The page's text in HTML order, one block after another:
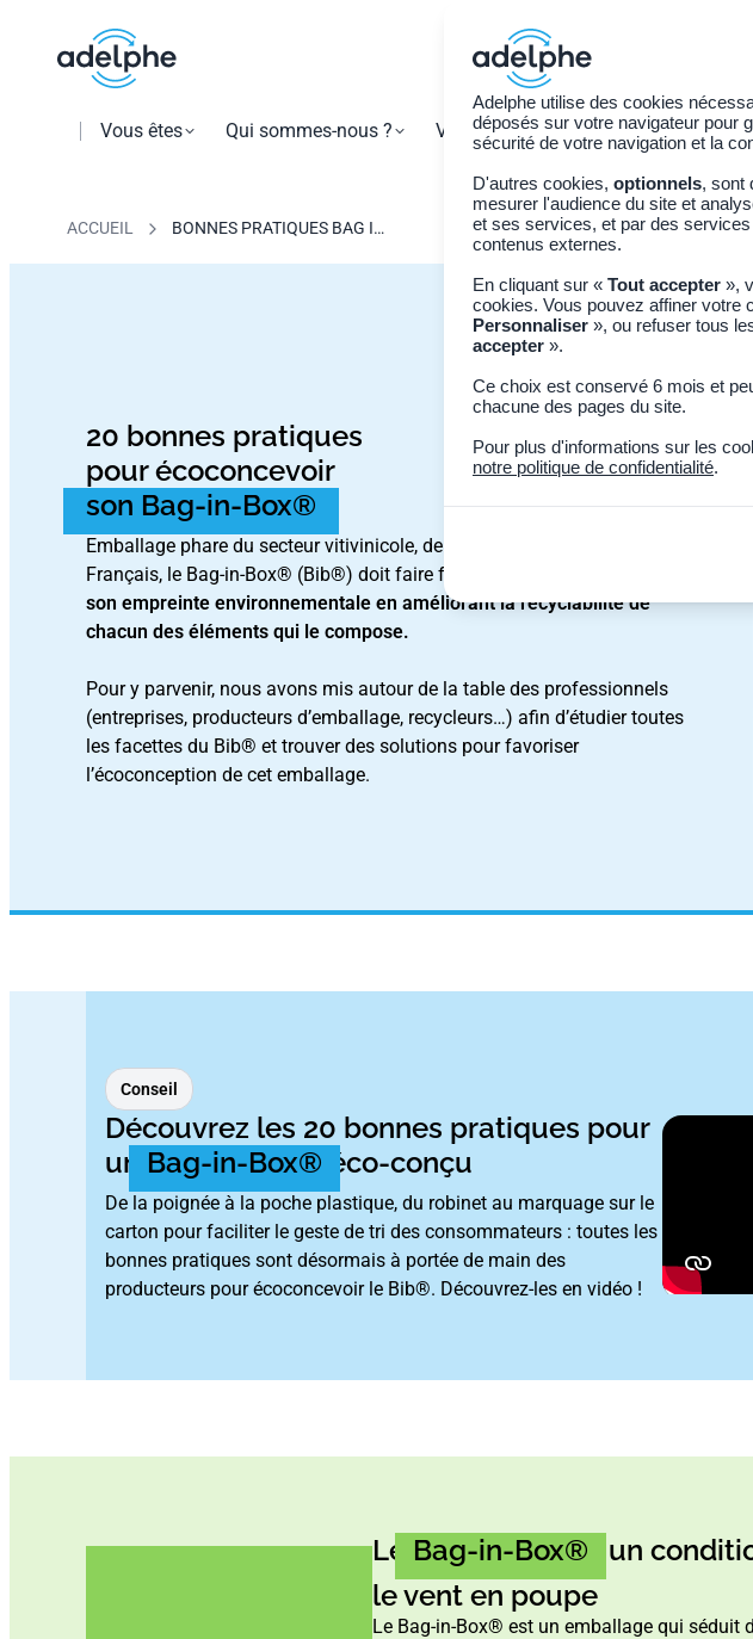
Vous êtes Qui sommes-nous ? Vos obligations légales Nos
ACCUEIL
BONNES PRATIQUES BAG IN
20 bonnes pratiques
pour écoconcevoir
son Bag-in-Box®
Emballage phare du secteur vitivinicole, de plus en plus convoité par les
Français, le Bag-in-Box® (Bib®) doit faire face à un défi de taille :
son empreinte environnementale en améliorant la recyclabilité de
chacun des éléments qui le compose.
Pour y parvenir, nous avons mis autour de la table des professionnels
(entreprises, producteurs d’emballage, recycleurs…) afin d’étudier toutes
les facettes du Bib® et trouver des solutions pour favoriser
l’écoconception de cet emballage.
Conseil
Découvrez les 20 bonnes pratiques pour
un Bag-in-Box® éco-conçu
De la poignée à la poche plastique, du robinet au marquage sur le
carton pour faciliter le geste de tri des consommateurs : toutes les
bonnes pratiques sont désormais à portée de main des
producteurs pour écoconcevoir le Bib®. Découvrez-les en vidéo !
Le Bag-in-Box® : un
le vent en poupe
Le Bag-in-Box® est un emballage qui séduit
Adelphe utilise des cookies
déposés sur votre navigateur pour
sécurité de votre navigation et la
D'autres cookies, optionnels, sont
mesurer l'audience du site et
et ses services, et par des
contenus externes.
En cliquant sur « Tout accepter »,
cookies. Vous pouvez affiner votre
Personnaliser », ou refuser tous
accepter ».
Ce choix est conservé 6 mois et
chacune des pages du site.
Pour plus d'informations sur les
notre politique de confidentialité.